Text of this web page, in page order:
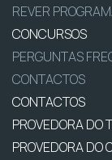
REVER
CONCURSOS
PERGUNTAS
CONTACTOS
CONTACTOS
PROVEDORA DO
PROVEDORA DO